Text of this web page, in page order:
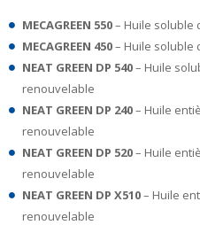
MECAGREEN 550– Huile soluble
MECAGREEN 450– Huile soluble
NEAT GREEN DP 540– Huile
renouvelable
NEAT GREEN DP 240– Huile
renouvelable
NEAT GREEN DP 520– Huile
renouvelable
NEAT GREEN DP X510– Huile
renouvelable